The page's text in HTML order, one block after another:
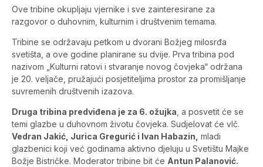
Ove tribine okupljaju vjernike i sve zainteresirane za
razgovor o duhovnim, kulturnim i društvenim temama.
Tribine se održavaju petkom u dvorani Božjeg milosrđa
svetišta, a ove godine planirane su dvije. Prva tribina pod
nazivom „Kulturni ratovi i stvaranje novog čovjeka“ održana
je 20. veljače, pružajući posjetiteljima prostor za promišljanje
suvremenih društvenih izazova.
Druga tribina predviđena je za 6. ožujka , a posvetit će se
temi glazbe u duhovnom životu čovjeka. Sudjelovat će vlč.
Vedran Jakić, Jurica Gregurić i Ivan Habazin, mladi
glazbenici koji već godinama aktivno djeluju u Svetištu Majke
Božje Bistričke. Moderator tribine bit će Antun Palanović.